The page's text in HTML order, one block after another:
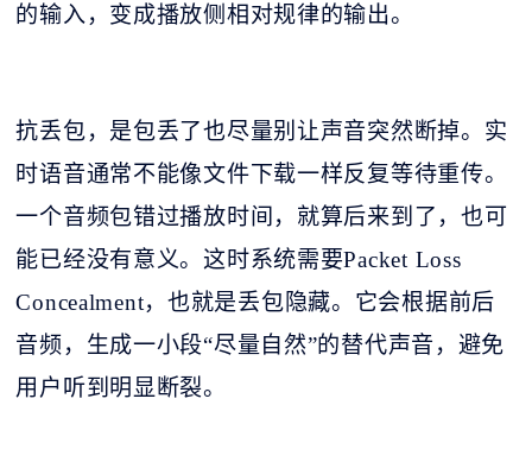
的输入，变成播放侧相对规律的输出。
抗丢包，是包丢了也尽量别让声音突然断掉。实
时语音通常不能像文件下载一样反复等待重传。
一个音频包错过播放时间，就算后来到了，也可
能已经没有意义。这时系统需要Packet Loss
Concealment，也就是丢包隐藏。它会根据前后
音频，生成一小段“尽量自然”的替代声音，避免
用户听到明显断裂。